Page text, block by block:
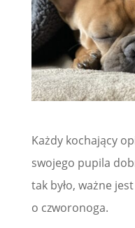
Każdy kochający
swojego pupila
tak było, ważne
o czworonoga.